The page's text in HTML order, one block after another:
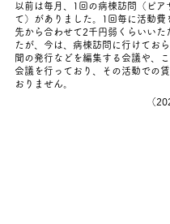
以前は毎月、1回の病棟訪問（ピア
て）がありました。1回毎に活動費
先から合わせて2千円弱くらいいた
たが、今は、病棟訪問に行けてお
聞の発行などを編集する会議や、
会議を行っており、その活動での
おりません。
（